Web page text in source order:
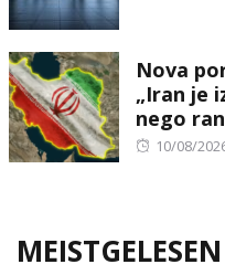
Nova
„Iran je
nego
Posted
10/08/
MEISTGELESEN